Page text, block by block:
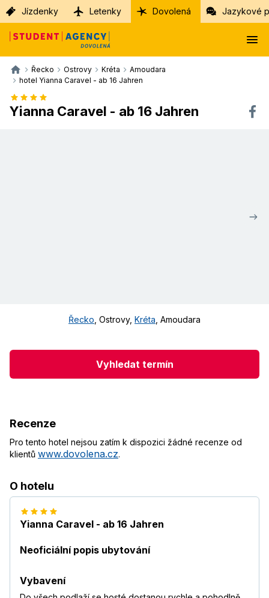
Jízdenky Letenky Dovolená Jazykové
Řecko Ostrovy Kréta
Amoudara
hotel Yianna Caravel - ab 16 Jahren
Yianna Caravel - ab 16 Jahren
Řecko Ostrovy, Kréta Amoudara
Vyhledat termín
Recenze
Pro tento hotel nejsou zatím k dispozici žádné recenze od
klientů www.dovolena.cz.
O hotelu
Yianna Caravel - ab 16 Jahren
Neoficiální popis ubytování
Vybavení